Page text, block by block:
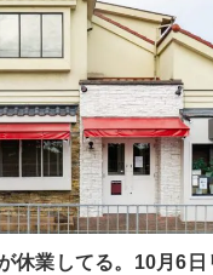
休業してる。10月6日